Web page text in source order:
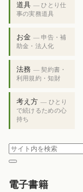
道具 — ひとり仕
事の実務道具
お金 — 申告・補
助金・法人化
法務 — 契約書・
利用規約・知財
考え方 — ひとり
で続けるための心
持ち
電子書籍